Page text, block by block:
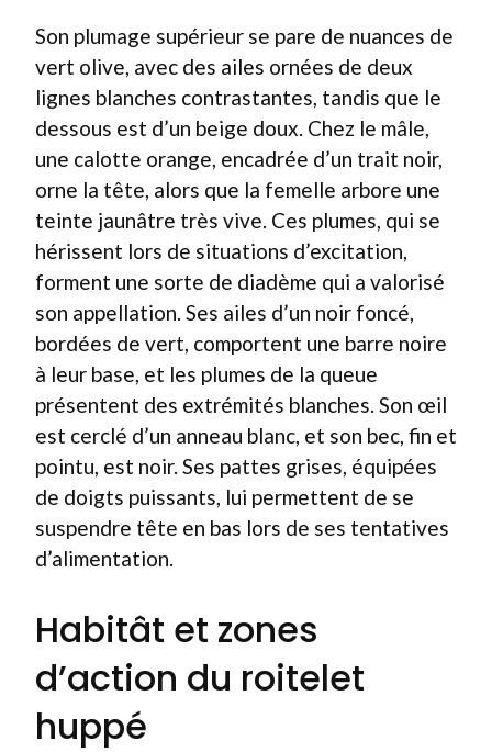
Son plumage supérieur se pare de nuances de
vert olive, avec des ailes ornées de deux
lignes blanches contrastantes, tandis que le
dessous est d’un beige doux. Chez le mâle,
une calotte orange, encadrée d’un trait noir,
orne la tête, alors que la femelle arbore une
teinte jaunâtre très vive. Ces plumes, qui se
hérissent lors de situations d’excitation,
forment une sorte de diadème qui a valorisé
son appellation. Ses ailes d’un noir foncé,
bordées de vert, comportent une barre noire
à leur base, et les plumes de la queue
présentent des extrémités blanches. Son œil
est cerclé d’un anneau blanc, et son bec, fin et
pointu, est noir. Ses pattes grises, équipées
de doigts puissants, lui permettent de se
suspendre tête en bas lors de ses tentatives
d’alimentation.
Habitât et zones
d’action du roitelet
huppé